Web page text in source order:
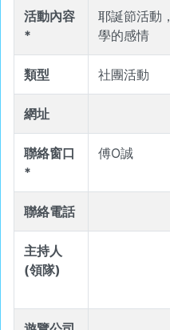
活動內容
*
耶誕節活動
學的感情
類型 社團活動
網址
聯絡窗口
*
傅O誠
聯絡電話
主持人
(領隊)